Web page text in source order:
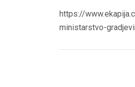
https://
ministarstvo-